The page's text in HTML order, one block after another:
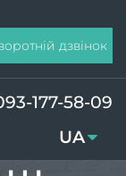
дзвінок
177-58-09
UA
RU